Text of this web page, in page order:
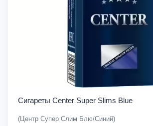
Сигареты Center Super Slims Blue
(Центр Супер Слим Блю/Синий)